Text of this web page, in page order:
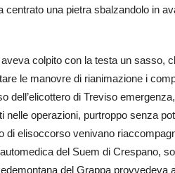
centrato una pietra sbalzandolo in
aveva colpito con la testa un
le manovre di rianimazione i
dell’elicottero di Treviso
nelle operazioni, purtroppo senza
di elisoccorso venivano
del Suem di Crespano,
del Grappa provvedeva